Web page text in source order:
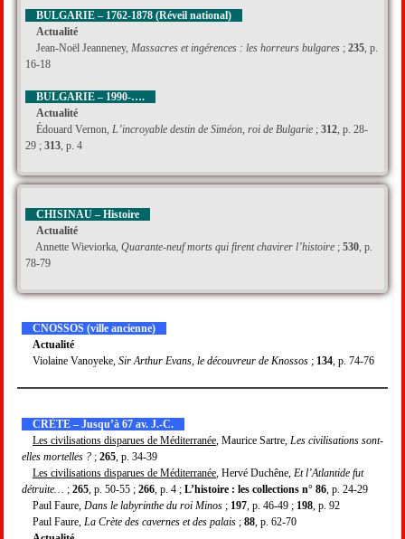
BULGARIE – 1762-1878 (Réveil national)
Actualité
Jean-Noël Jeanneney, Massacres et ingérences : les horreurs bulgares ; 235 , p.
16-18
BULGARIE – 1990-….
Actualité
Édouard Vernon, L’incroyable destin de Siméon, roi de Bulgarie ; 312 , p. 28-
29 ; 313 , p. 4
CHISINAU – Histoire
Actualité
Annette Wieviorka, Quarante-neuf morts qui firent chavirer l’histoire ; 530 , p.
78-79
CNOSSOS (ville ancienne)
Actualité
Violaine Vanoyeke, Sir Arthur Evans, le découvreur de Knossos ; 134 , p. 74-76
CRÈTE – Jusqu’à 67 av. J.-C.
Les civilisations disparues de Méditerranée , Maurice Sartre, Les civilisations sont-
elles mortelles ? ; 265 , p. 34-39
Les civilisations disparues de Méditerranée , Hervé Duchêne, Et l’Atlantide fut
détruite…
; 265 , p. 50-55 ; 266 , p. 4 ; L’histoire : les collections n° 86 , p. 24-29
Paul Faure, Dans le labyrinthe du roi Minos ; 197 , p. 46-49 ; 198 , p. 92
Paul Faure, La Crète des cavernes et des palais ; 88 , p. 62-70